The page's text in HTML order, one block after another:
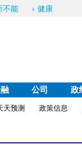
不能 健康
公司 政
天预测 政策信息